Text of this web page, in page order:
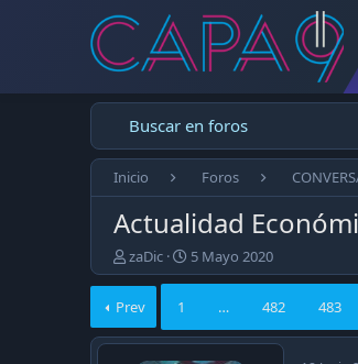
Buscar en foros
Inicio Foros
Actualidad
E
m
e
z
zaDic
F
e
a
5 Mayo 2020
Prev 1 … 482 483